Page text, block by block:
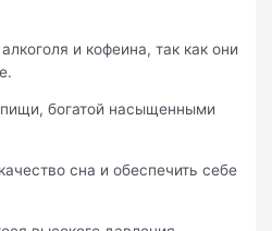
и кофеина, так как они
богатой насыщенными
сна и обеспечить себе